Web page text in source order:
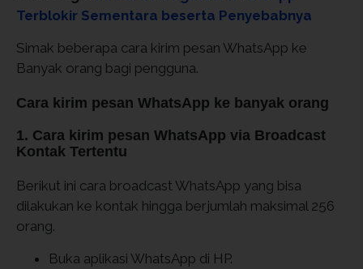
Terblokir Sementara beserta Penyebabnya
Simak beberapa cara kirim pesan WhatsApp ke
Banyak orang bagi pengguna.
Cara kirim pesan WhatsApp ke banyak orang
1. Cara kirim pesan WhatsApp via Broadcast
Kontak Tertentu
Berikut ini cara broadcast WhatsApp yang bisa
dilakukan ke kontak hingga berjumlah maksimal 256
orang.
Buka aplikasi WhatsApp di HP.